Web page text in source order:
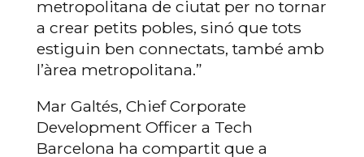
metropolitana de ciutat per no tornar
a crear petits pobles, sinó que tots
estiguin ben connectats, també amb
l’àrea metropolitana.”
Mar Galtés, Chief Corporate
Development Officer a Tech
Barcelona ha compartit que a